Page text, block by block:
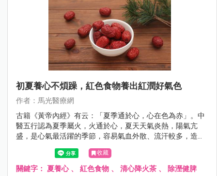
初夏養心不煩躁，紅色食物養出紅潤好氣色
作者：馬光醫療網
古籍《黃帝內經》有云：「夏季通於心，心在色為赤」。中
醫五行認為夏季屬火，火通於心，夏天天氣炎熱，陽氣亢
盛，是心氣最活躍的季節，容易氣血外散、流汗較多，造成
心臟負擔加重、情緒波動、煩躁不安，進而影響腸胃道消
化、睡眠、甚至是心血管不適；因此初夏養生的重點在於
「清熱養心安神」。
收藏
關鍵字： 夏養心、 紅色食物 、 清心降火茶 、 除溼健脾